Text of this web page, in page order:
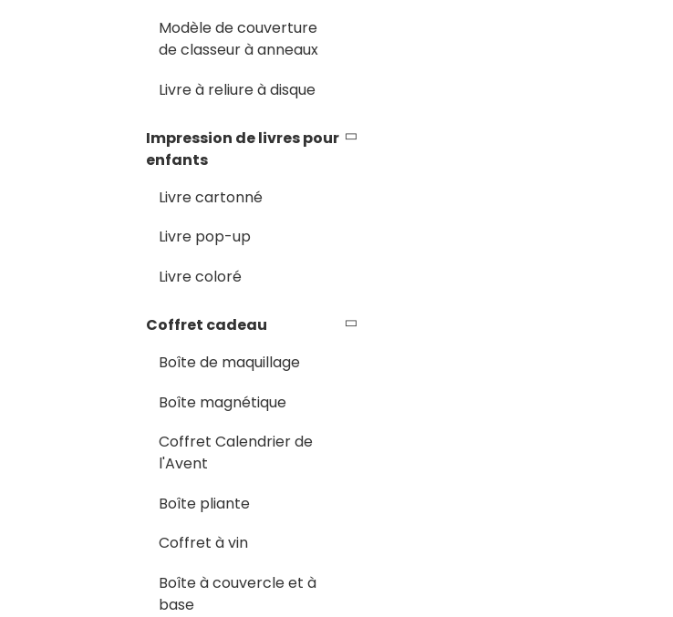
Modèle de couverture
de classeur à anneaux
Livre à reliure à disque
Impression de livres pour
enfants
Livre cartonné
Livre pop-up
Livre coloré
Coffret cadeau
Boîte de maquillage
Boîte magnétique
Coffret Calendrier de
l'Avent
Boîte pliante
Coffret à vin
Boîte à couvercle et à
base